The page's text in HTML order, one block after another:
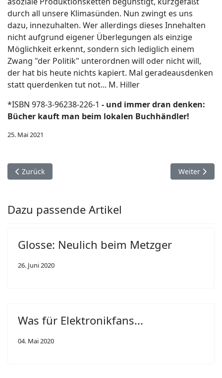
durch all unsere Klimasünden. Nun zwingt es uns
dazu, innezuhalten. Wer allerdings dieses Innehalten
nicht aufgrund eigener Überlegungen als einzige
Möglichkeit erkennt, sondern sich lediglich einem
Zwang "der Politik" unterordnen will oder nicht will,
der hat bis heute nichts kapiert. Mal geradeausdenken
statt querdenken tut not... M. Hiller
*ISBN 978-3-96238-226-1 - und immer dran denken:
Bücher kauft man beim lokalen Buchhändler!
25. Mai 2021
Vorheriger Beitrag: Ach du Schreck: nicht mal die Physik ist
Zurück Nächster
Weiter
Dazu passende Artikel
Glosse: Neulich beim Metzger
26. Juni 2020
Was für Elektronikfans...
04. Mai 2020